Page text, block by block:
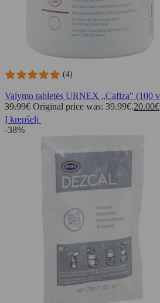
(4)
Valymo tabletės URNEX „Cafiza" (100
39.99€ Original price was: 39.99€.20.00€
Į krepšelį
-38%